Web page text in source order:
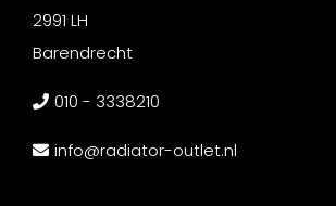
2991 LH
Barendrecht
010 - 3338210
info@radiator-outlet.nl